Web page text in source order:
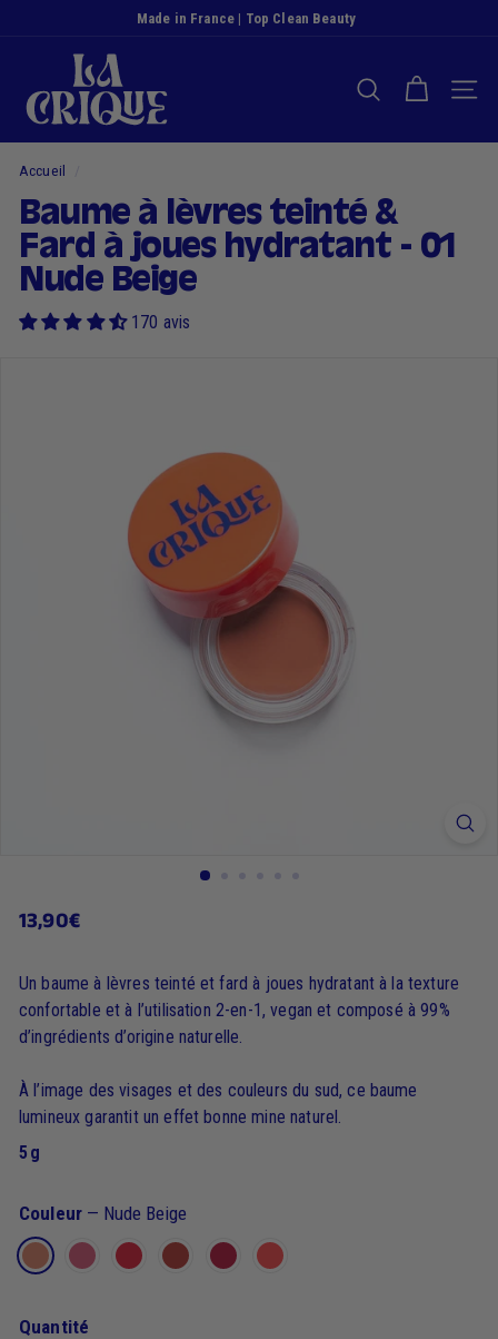
Made in France | Top Clean Beauty
a
C
r
i
q
u
e
RECHERCHER
Accueil
Baume à lèvres teinté &
Fard à joues hydratant - 01
Nude Beige
170 avis
Prix
13,90€13,90€
Un baume à lèvres teinté et fard à joues hydratant à la texture
confortable et à l’utilisation 2-en-1, vegan et composé à 99%
d’ingrédients d’origine naturelle.
À l’image des visages et des couleurs du sud, ce baume
lumineux garantit un effet bonne mine naturel.
5 g
Couleur — Nude Beige
Quantité